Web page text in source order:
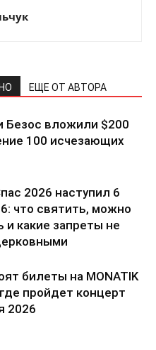
ЕЩЕ ОТ АВТОРА
Безос вложили $200
100 исчезающих
2026 наступил 6
что святить, можно
и какие запреты не
билеты на MONATIK
пройдет концерт
2026